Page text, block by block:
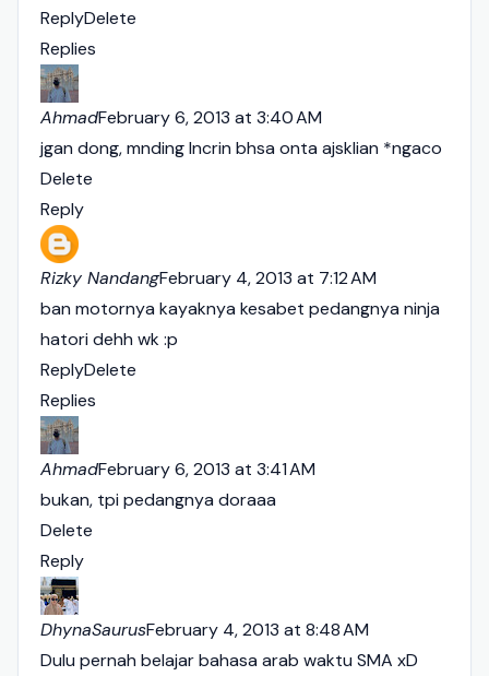
ReplyDelete
Replies
AhmadFebruary 6, 2013 at 3:40 AM
jgan dong, mnding lncrin bhsa onta ajsklian *ngaco
Delete
Reply
Rizky NandangFebruary 4, 2013 at 7:12 AM
ban motornya kayaknya kesabet pedangnya ninja
hatori dehh wk :p
ReplyDelete
Replies
AhmadFebruary 6, 2013 at 3:41 AM
bukan, tpi pedangnya doraaa
Delete
Reply
DhynaSaurusFebruary 4, 2013 at 8:48 AM
Dulu pernah belajar bahasa arab waktu SMA xD